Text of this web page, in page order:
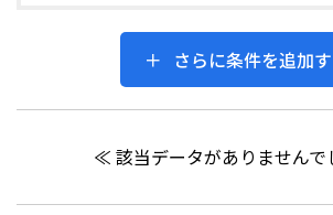
さらに条件を追加
≪ 該当データがありません